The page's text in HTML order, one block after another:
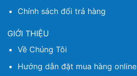
Chính sách đổi trả hàng
GIỚI THIỆU
Về Chúng Tôi
Hướng dẫn đặt mua hàng online